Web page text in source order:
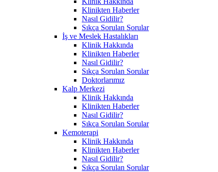
Klinikten Haberler
Nasıl Gidilir?
Sıkça Sorulan Sorular
İş ve Meslek Hastalıkları
Klinik Hakkında
Klinikten Haberler
Nasıl Gidilir?
Sıkça Sorulan Sorular
Doktorlarımız
Kalp Merkezi
Klinik Hakkında
Klinikten Haberler
Nasıl Gidilir?
Sıkça Sorulan Sorular
Kemoterapi
Klinik Hakkında
Klinikten Haberler
Nasıl Gidilir?
Sıkça Sorulan Sorular